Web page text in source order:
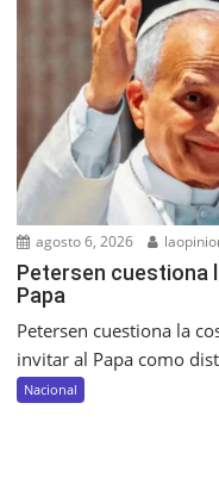
agosto 6, 2026
Petersen cuestiona
Papa
Petersen cuestiona la
invitar al Papa como
Nacional